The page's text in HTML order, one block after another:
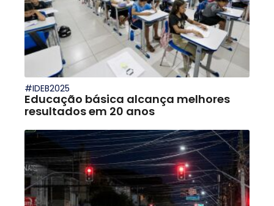
#IDEB2025
Educação básica alcança melhores
resultados em 20 anos